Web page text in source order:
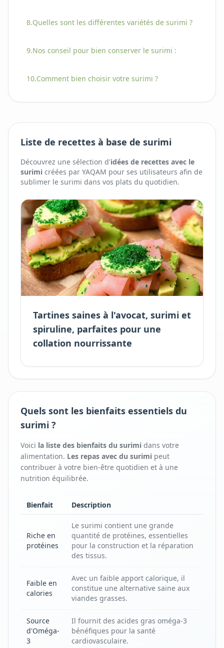
8.Quelles sont les différentes variétés de surimi ?
9.Nos conseil pour bien conserver le surimi :
10.Comment bien choisir votre surimi ?
Liste de recettes à base de surimi
Découvrez une sélection d'idées de recettes avec le
surimi créées par YAQAM pour ses utilisateurs afin de
sublimer le surimi dans vos plats du quotidien.
Tartines saines à l'avocat, surimi et
spiruline, parfaites pour une
collation nourrissante
Quels sont les bienfaits essentiels du
surimi ?
Voici la liste des bienfaits du surimi dans votre
alimentation. Les repas avec du surimi peut
contribuer à votre bien-être quotidien et à une
nutrition équilibrée.
Bienfait Description
Riche en
protéines
Le surimi contient une grande
quantité de protéines, essentielles
pour la construction et la réparation
des tissus.
Faible en
calories
Avec un faible apport calorique, il
constitue une alternative saine aux
viandes grasses.
Source
d'Oméga-
3
Il fournit des acides gras oméga-3
bénéfiques pour la santé
cardiovasculaire.